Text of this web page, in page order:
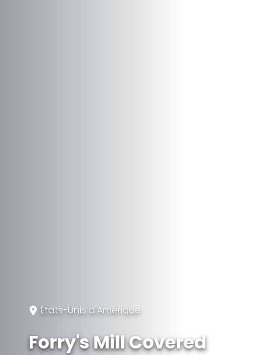
États-Unis d'Amérique
Forry's Mill Covered